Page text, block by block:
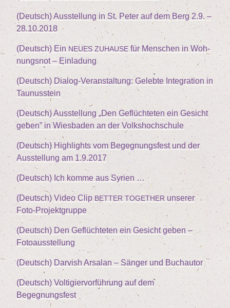
(Deutsch) Aus­stel­lung in St. Peter auf dem Berg2.9. –
28.10.2018
(Deutsch) EinNEUES ZUHAUSE für Men­schen in Woh­
nungs­not – Einladung
(Deutsch) Dia­log-Ver­an­stal­tung: Geleb­te Inte­gra­ti­on in
Taunusstein
(Deutsch) Aus­stel­lung „Den Geflüch­te­ten ein Gesicht
geben” in Wies­ba­den an der Volkshochschule
(Deutsch) High­lights vom Begeg­nungs­fest und der
Aus­stel­lung am 1.9.2017
(Deutsch) Ich kom­me aus Syrien …
(Deutsch) Video ClipBETTER TOGETHER unse­rer
Foto-Projektgruppe
(Deutsch) Den Geflüch­te­ten ein Gesicht geben –
Fotoausstellung
(Deutsch) Dar­vish Arsalan – Sän­ger und Buchautor
(Deutsch) Vol­ti­gier­vor­füh­rung auf dem
Begegnungsfest